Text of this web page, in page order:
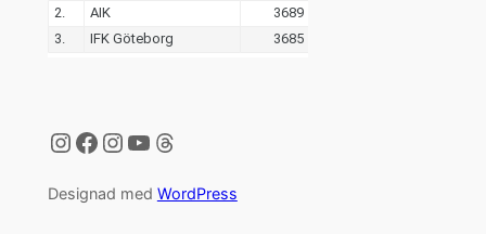
Instagram
Facebook
Instagram
YouTube
Threads
Designad med WordPress